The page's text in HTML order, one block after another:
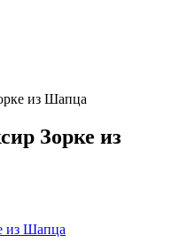
из Шапца
Зорке из